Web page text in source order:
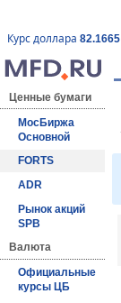
Курс доллара 82.1665
Ценные бумаги
МосБиржа
Основной
FORTS
ADR
Рынок акций
SPB
Валюта
Официальные
курсы ЦБ